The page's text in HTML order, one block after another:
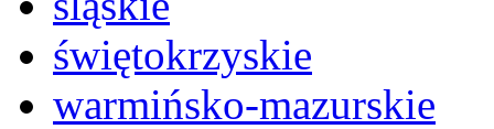
świętokrzyskie
warmińsko-mazurskie